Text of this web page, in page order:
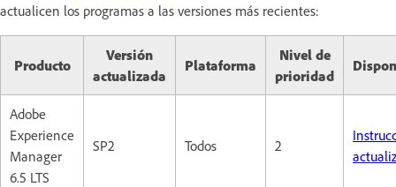
actualicen los programas a las versiones más recientes:
Producto
Versión
actualizada
Plataforma
Nivel de
prioridad
Adobe
Experience
Manager
6.5 LTS
SP2 Todos 2